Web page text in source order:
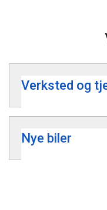
Verksted og
Nye biler